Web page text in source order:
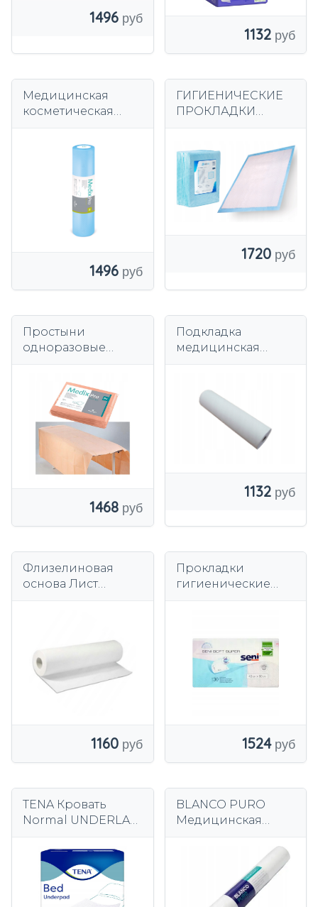
1496
1132
Медицинская
косметическая
1496
ГИГИЕНИЧЕСКИЕ
ПРОКЛАДКИ
60х90см BETAtex 25
шт.
1720
Простыни
одноразовые
абрикосовые, на
фольгированной
подкладке 54г
MedixPro 5шт
1468
Подкладка
медицинская
Cellulose 1 шт.
1132
Флизелиновая
основа Лист
1160
Прокладки
гигиенические
1524
TENA Кровать
Normal UNDERLAY
впитывающая
подкладка
BLANCO PURO
Медицинская
50м - нетканый